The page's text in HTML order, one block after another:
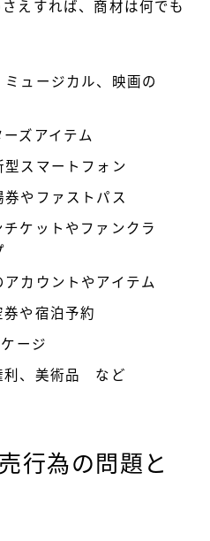
えすれば、商材は何でも
ュージカル、映画の
ズアイテム
スマートフォン
やファストパス
ケットやファンクラ
カウントやアイテム
や宿泊予約
ージ
利、美術品 など
行為の問題と